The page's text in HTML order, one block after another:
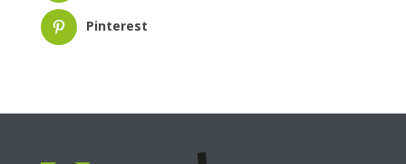
Pinterest